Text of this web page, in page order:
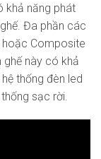
khả năng phát
Đa phần các
hoặc Composite
này có khả
thống đèn led
sạc rời.